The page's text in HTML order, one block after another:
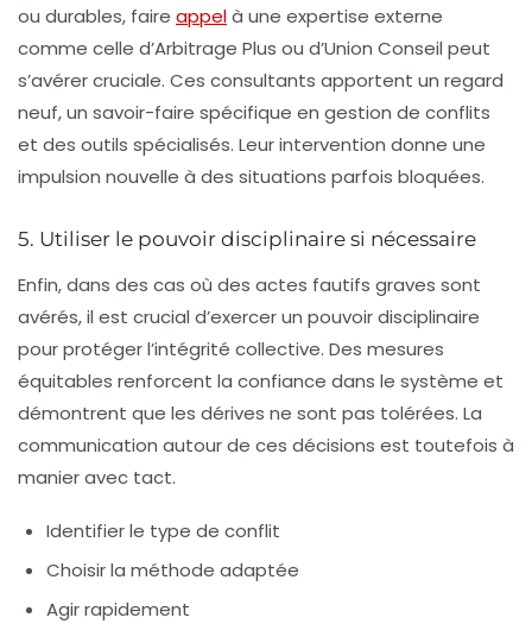
ou durables, faire appelà une expertise externe
comme celle d’Arbitrage Plus ou d’Union Conseil peut
s’avérer cruciale. Ces consultants apportent un regard
neuf, un savoir-faire spécifique en gestion de conflits
et des outils spécialisés. Leur intervention donne une
impulsion nouvelle à des situations parfois bloquées.
5. Utiliser le pouvoir disciplinaire si nécessaire
Enfin, dans des cas où des actes fautifs graves sont
avérés, il est crucial d’exercer un pouvoir disciplinaire
pour protéger l’intégrité collective. Des mesures
équitables renforcent la confiance dans le système et
démontrent que les dérives ne sont pas tolérées. La
communication autour de ces décisions est toutefois à
manier avec tact.
Identifier le type de conflit
Choisir la méthode adaptée
Agir rapidement